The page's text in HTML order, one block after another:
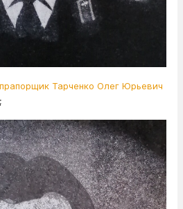
Тарченко Олег Юрьевич